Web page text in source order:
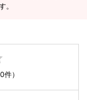
。
件）